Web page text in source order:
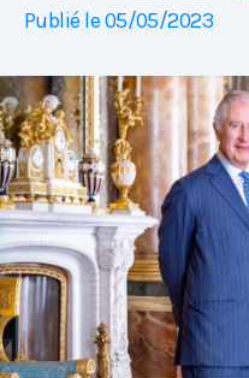
Publié le 05/05/2023